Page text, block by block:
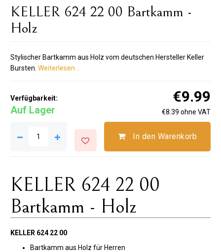
KELLER 624 22 00 Bartkamm -
Holz
Stylischer Bartkamm aus Holz vom deutschen Hersteller Keller
Bursten. Weiterlesen ..
Verfügbarkeit:
Auf Lager
€9.99
€8.39 ohne VAT
In den Warenkorb
KELLER 624 22 00
Bartkamm - Holz
KELLER 624 22 00
Bartkamm aus Holz für Herren